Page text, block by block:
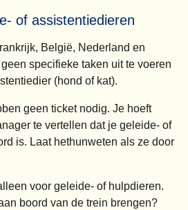
of assistentiedieren
België, Nederland en
specifieke taken uit te voeren
(hond of kat).
geen ticket nodig. Je hoeft
te vertellen dat je geleide- of
is. Laat hethunweten als ze door
voor geleide- of hulpdieren.
boord van de trein brengen?